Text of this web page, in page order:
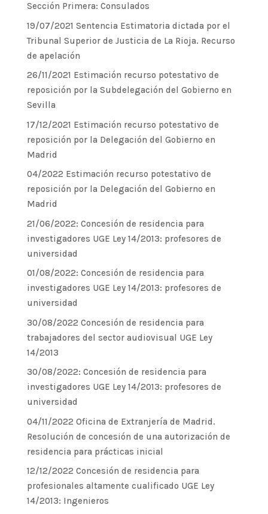
Sección Primera: Consulados
19/07/2021 Sentencia Estimatoria dictada por el
Tribunal Superior de Justicia de La Rioja. Recurso
de apelación
26/11/2021 Estimación recurso potestativo de
reposición por la Subdelegación del Gobierno en
Sevilla
17/12/2021 Estimación recurso potestativo de
reposición por la Delegación del Gobierno en
Madrid
04/2022 Estimación recurso potestativo de
reposición por la Delegación del Gobierno en
Madrid
21/06/2022: Concesión de residencia para
investigadores UGE Ley 14/2013: profesores de
universidad
01/08/2022: Concesión de residencia para
investigadores UGE Ley 14/2013: profesores de
universidad
30/08/2022 Concesión de residencia para
trabajadores del sector audiovisual UGE Ley
14/2013
30/08/2022: Concesión de residencia para
investigadores UGE Ley 14/2013: profesores de
universidad
04/11/2022 Oficina de Extranjería de Madrid.
Resolución de concesión de una autorización de
residencia para prácticas inicial
12/12/2022 Concesión de residencia para
profesionales altamente cualificado UGE Ley
14/2013: Ingenieros